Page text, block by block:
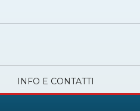
INFO E CONTATTI